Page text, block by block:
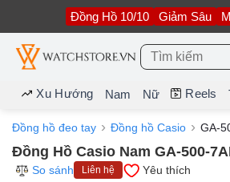
nội
dung
Đồng Hồ 10/10 Giảm Sâu
Tìm
kiếm:
Xu Hướng Nam Nữ Reels
Đồng hồ đeo tay Đồng hồ Casio GA-
Đồng Hồ Casio Nam GA-500-
So sánh
Liên hệ Yêu thích